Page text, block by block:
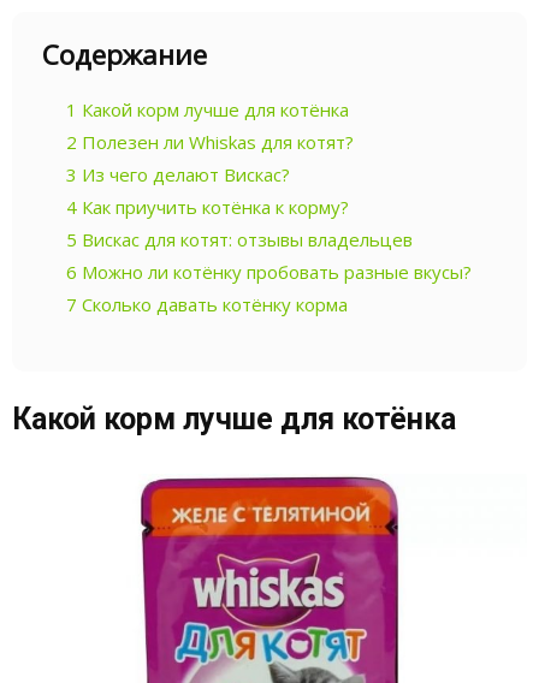
Содержание
1 Какой корм лучше для котёнка
2 Полезен ли Whiskas для котят?
3 Из чего делают Вискас?
4 Как приучить котёнка к корму?
5 Вискас для котят: отзывы владельцев
6 Можно ли котёнку пробовать разные вкусы?
7 Сколько давать котёнку корма
Какой корм лучше для котёнка